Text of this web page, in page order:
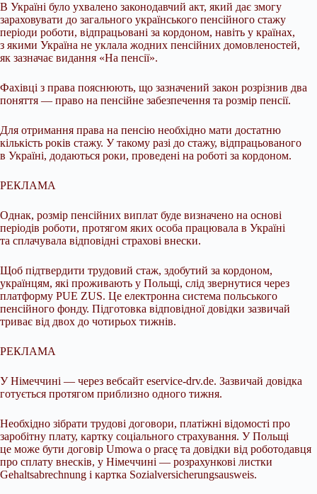
В Україні було ухвалено законодавчий акт, який дає змогу
зараховувати до загального українського пенсійного стажу
періоди роботи, відпрацьовані за кордоном, навіть у країнах,
з якими Україна не уклала жодних пенсійних домовленостей,
як зазначає видання «На пенсії».
Фахівці з права пояснюють, що зазначений закон розрізнив два
поняття — право на пенсійне забезпечення та розмір пенсії.
Для отримання права на пенсію необхідно мати достатню
кількість років стажу. У такому разі до стажу, відпрацьованого
в Україні, додаються роки, проведені на роботі за кордоном.
РЕКЛАМА
Однак, розмір пенсійних виплат буде визначено на основі
періодів роботи, протягом яких особа працювала в Україні
та сплачувала відповідні страхові внески.
Щоб підтвердити трудовий стаж, здобутий за кордоном,
українцям, які проживають у Польщі, слід звернутися через
платформу PUE ZUS. Це електронна система польського
пенсійного фонду. Підготовка відповідної довідки зазвичай
триває від двох до чотирьох тижнів.
РЕКЛАМА
У Німеччині — через вебсайт eservice-drv.de. Зазвичай довідка
готується протягом приблизно одного тижня.
Необхідно зібрати трудові договори, платіжні відомості про
заробітну плату, картку соціального страхування. У Польщі
це може бути договір Umowa o pracę та довідки від роботодавця
про сплату внесків, у Німеччині — розрахункові листки
Gehaltsabrechnung і картка Sozialversicherungsausweis.